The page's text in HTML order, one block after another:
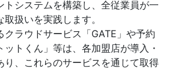
トシステムを構築し、全従業員が一
扱いを実践します。
クラウドサービス「GATE」や予約
トくん」等は、各加盟店が導入・
り、これらのサービスを通じて取得